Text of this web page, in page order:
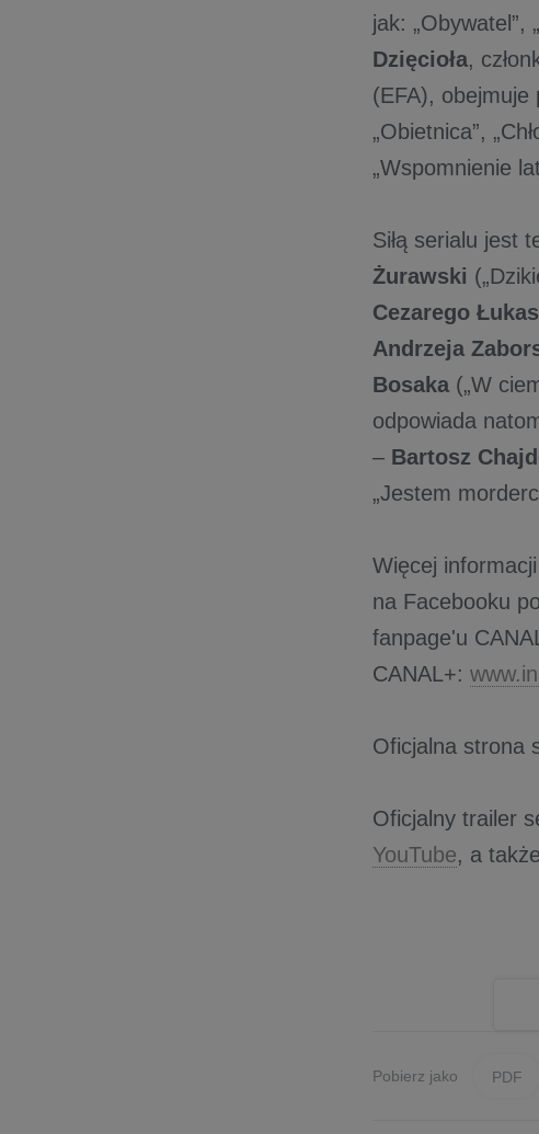
jak: „Obywatel”,
Dzięcioła,
(EFA), obejmuje
„Obietnica”,
„Wspomnienie
Siłą serialu jest
Żurawski
Cezarego
Andrzeja
Bosaka („W
odpowiada
– Bartosz
„Jestem
Więcej
na Facebooku
fanpage'u
CANAL+:
Oficjalna strona
Oficjalny trailer
YouTube, a
Pobierz jako PDF